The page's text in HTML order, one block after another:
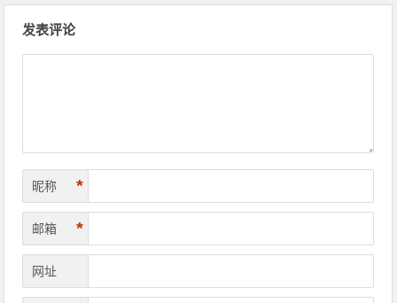
发表评论
昵称 *
邮箱 *
网址